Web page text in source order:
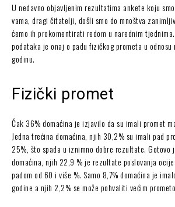
U nedavno objavljenim rezultatima ankete koju
vama, dragi čitatelji, došli smo do mnoštva
ćemo ih prokomentirati redom u narednim
podataka je onaj o padu fizičkog prometa u odnosu
godinu.
Fizički promet
Čak 36% domaćina je izjavilo da su imali promet
Jedna trećina domaćina, njih 30,2% su imali pad
25%, što spada u iznimno dobre rezultate. Gotovo
domaćina, njih 22,9 % je rezultate poslovanja
padom od 60 i više %. Samo 8,7% domaćina je
godine a njih 2,2% se može pohvaliti većim